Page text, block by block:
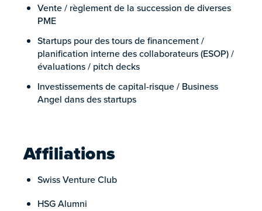
Vente / règlement de la succession de diverses
PME
Startups pour des tours de financement /
planification interne des collaborateurs (ESOP) /
évaluations / pitch decks
Investissements de capital-risque / Business
Angel dans des startups
Affiliations
Swiss Venture Club
HSG Alumni